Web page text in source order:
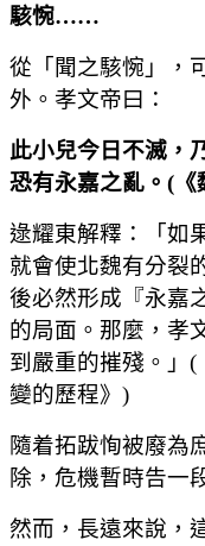
駭惋……
從「聞之駭惋」，
外。孝文帝曰：
此小兒今日不滅，
恐有永嘉之亂。 (
逯耀東解釋：「如
就會使北魏有分裂
後必然形成『永嘉
的局面。那麼，孝
到嚴重的摧殘。」
變的歷程》)
隨着拓跋恂被廢為
除，危機暫時告一
然而，長遠來說，